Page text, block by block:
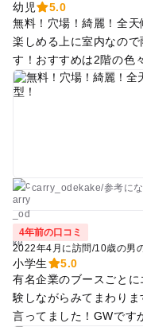
幼児
5.0
無料！穴場！綺麗！全天候型！ 【良い点】 無料
楽しめる上に室内なの
す！おすすめは2階の色
麗な上に楽しく学べる
が人もそこまで多くなくゆっ
carry_odekake/参考に
4年前の口コミ
2022年4月に訪問/10歳の男
小学生
5.0
有名企業のブースごと
験しながらみてまわり
言ってました！GWです